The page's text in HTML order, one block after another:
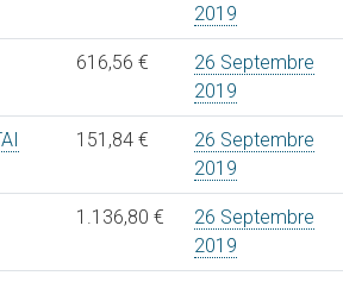
2019
616,56 €
26 Septembre
2019
151,84 €
26 Septembre
2019
1.136,80 €
26 Septembre
2019